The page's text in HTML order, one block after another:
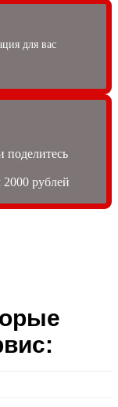
для вас
поделитесь
рублей